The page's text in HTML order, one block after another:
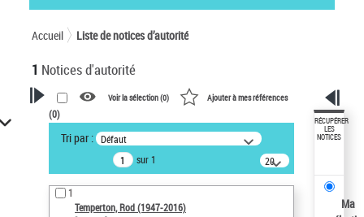
Accueil Liste de notices d’autorité
1 Notices d'autorité
VOTRE RECHERCHE
Recherche avancée dans les
notices d’autorité
Œuvres liées à l'auteur :
Temperton, Rod (1947-2016)
Voir la sélection (0) Ajouter à mes références
(0)
Tri par : Défaut
sur 1
20
résultats/page
1
Temperton, Rod (1947-2016)
RÉCUPÉRER
LES
NOTICES
Ma